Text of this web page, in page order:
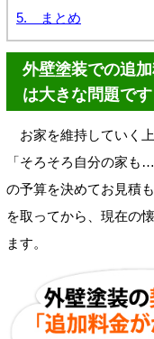
5. まとめ
外壁塗装での追
は大きな問題です
お家を維持していく上
「そろそろ自分の家も
の予算を決めてお見積
を取ってから、現在の
ます。